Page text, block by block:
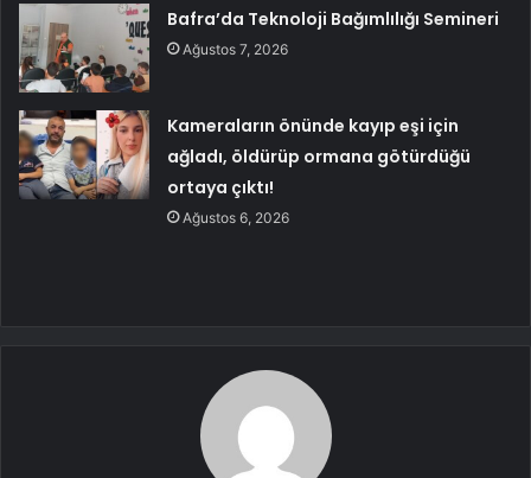
Bafra’da Teknoloji Bağımlılığı Semineri
Ağustos 7, 2026
Kameraların önünde kayıp eşi için
ağladı, öldürüp ormana götürdüğü
ortaya çıktı!
Ağustos 6, 2026